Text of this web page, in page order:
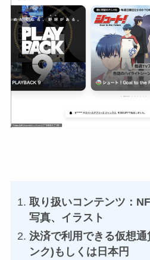
取り扱いコンテンツ：
写真、イラスト
決済で利用できる仮想
ンク)もしくは日本円